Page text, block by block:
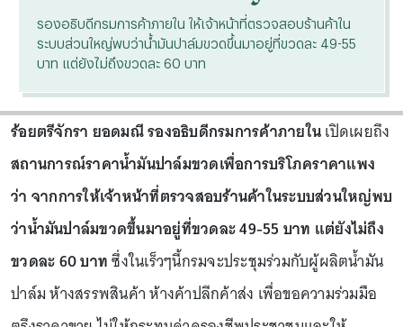
รองอธิบดีกรมการค้าภายใน ให้เจ้าหน้าที่ตรวจสอบร้านค้าใน
ระบบส่วนใหญ่พบว่าน้ำมันปาล์มขวดขึ้นมาอยู่ที่ขวดละ 49-55
บาท แต่ยังไม่ถึงขวดละ 60 บาท
ร้อยตรีจักรา ยอดมณี รองอธิบดีกรมการค้าภายในเปิดเผยถึง
สถานการณ์ราคาน้ำมันปาล์มขวดเพื่อการบริโภคราคาแพง
ว่า จากการให้เจ้าหน้าที่ตรวจสอบร้านค้าในระบบส่วนใหญ่พบ
ว่าน้ำมันปาล์มขวดขึ้นมาอยู่ที่ขวดละ 49-55 บาท แต่ยังไม่ถึง
ขวดละ 60 บาทซึ่งในเร็วๆนี้กรมจะประชุมร่วมกับผู้ผลิตน้ำมัน
ปาล์ม ห้างสรรพสินค้า ห้างค้าปลีกค้าส่ง เพื่อขอความร่วมมือ